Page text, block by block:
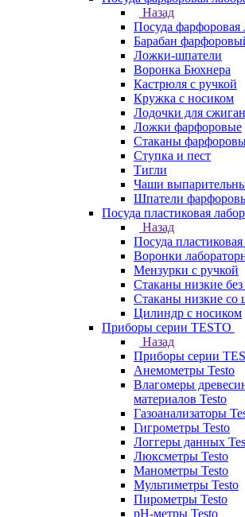
Назад
Посуда фарфоровая
Барабан
Ложки-шпатели
Воронка Бюхнера
Кастрюля с ручкой
Кружка с носиком
Лодочки для
Ложки фарфоровые
Стаканы
Ступка и пест
Тигли
Чаши
Шпатели
Посуда пластиковая
Назад
Посуда
Воронки
Мензурки с ручкой
Стаканы низкие
Стаканы низкие со
Цилиндр с носиком
Приборы серии TESTO
Назад
Приборы серии
Анемометры Testo
Влагомеры
материалов Testo
Газоанализаторы
Гигрометры Testo
Логгеры данных
Люксметры Testo
Манометры Testo
Мультиметры Testo
Пирометры Testo
pH-метры Testo